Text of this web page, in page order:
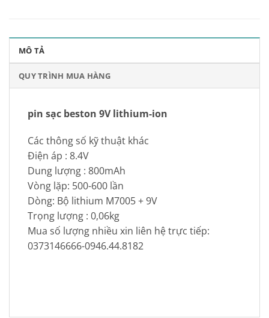
MÔ TẢ
QUY TRÌNH MUA HÀNG
pin sạc beston 9V lithium-ion
Các thông số kỹ thuật khác
Điện áp : 8.4V
Dung lượng : 800mAh
Vòng lặp: 500-600 lần
Dòng: Bộ lithium M7005 + 9V
Trọng lượng : 0,06kg
Mua số lượng nhiều xin liên hệ trực tiếp:
0373146666-0946.44.8182